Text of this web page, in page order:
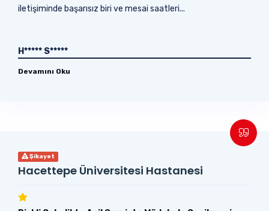
iletişiminde başarısız biri ve mesai saatleri...
H***** S*****
Devamını Oku
Şikayet
Hacettepe Üniversitesi Hastanesi